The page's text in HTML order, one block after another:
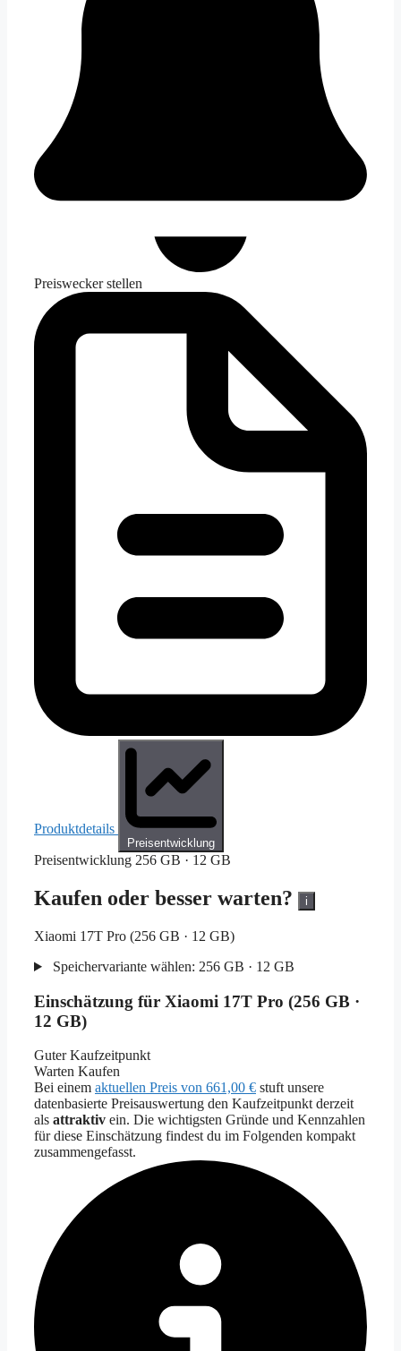
Preiswecker stellen
Produktdetails
Preisentwicklung
Preisentwicklung 256 GB · 12 GB
Kaufen oder besser warten? i
Xiaomi 17T Pro (256 GB · 12 GB)
Speichervariante wählen: 256 GB · 12 GB
Einschätzung für Xiaomi 17T Pro (256 GB ·
12 GB)
Guter Kaufzeitpunkt
Warten Kaufen
Bei einem aktuellen Preis von 661,00 € stuft unsere
datenbasierte Preisauswertung den Kaufzeitpunkt derzeit
als attraktiv ein. Die wichtigsten Gründe und Kennzahlen
für diese Einschätzung findest du im Folgenden kompakt
zusammengefasst.